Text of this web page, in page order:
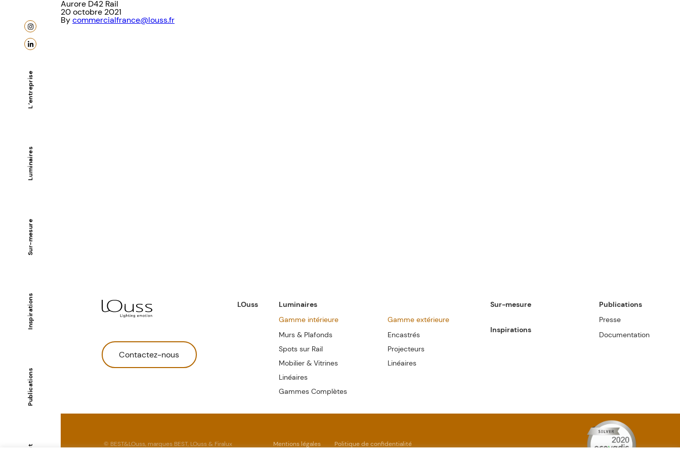
L’entreprise
Luminaires
Sur-mesure
Inspirations
Publications
Aurore D42 Rail
20 octobre 2021
Bycommercialfrance@louss.fr
Contactez-nous
LOuss
Luminaires
Gamme intérieure
Murs & Plafonds
Spots sur Rail
Mobilier & Vitrines
Linéaires
Gammes Complètes
Gamme extérieure
Encastrés
Projecteurs
Linéaires
Sur-mesure
Inspirations
Publications
Presse
Documentation
© BEST&LOuss, marques BEST, LOuss & Firalux Mentions légales Politique de confidentialité